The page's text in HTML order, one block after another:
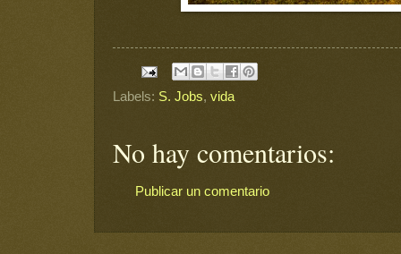
Labels: S. Jobs, vida
No hay comentarios:
Publicar un comentario